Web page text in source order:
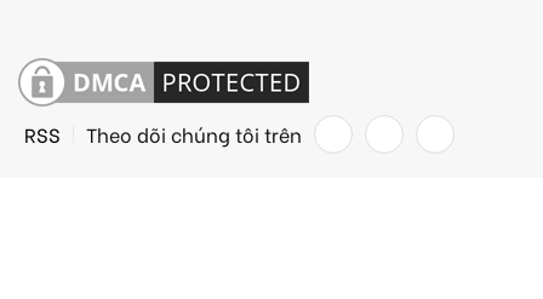
RSS Theo dõi chúng tôi trên